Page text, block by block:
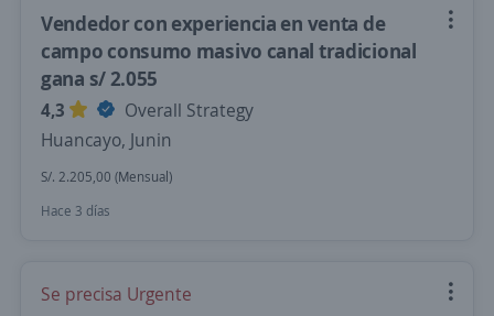
Vendedor con experiencia en venta de
campo consumo masivo canal tradicional
gana s/ 2.055
4,3
Overall Strategy
Huancayo, Junin
S/. 2.205,00 (Mensual)
Hace 3 días
Se precisa Urgente